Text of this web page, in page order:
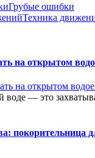
Грубые ошибки
Техника
на открытом
воде — это
покорительница